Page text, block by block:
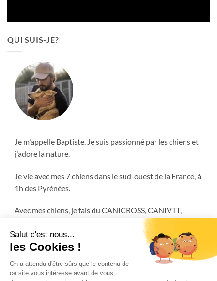
QUI SUIS-JE?
Je m'appelle Baptiste. Je suis passionné par les chiens et
j'adore la nature.
Je vie avec mes 7 chiens dans le sud-ouest de la France, à
1h des Pyrénées.
Avec mes chiens, je fais du CANICROSS, CANIVTT,